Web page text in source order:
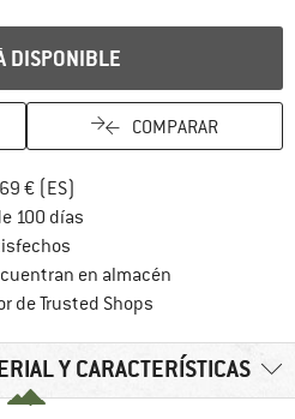
DISPONIBLE
COMPARAR
€ (ES)
100 días
en almacén
de Trusted Shops
Y CARACTERÍSTICAS